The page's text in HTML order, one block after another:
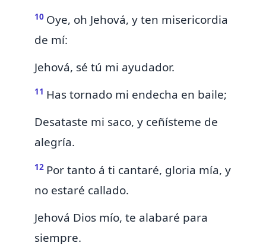
10 Oye, oh Jehová, y ten misericordia
de mí:
Jehová, sé tú mi ayudador.
11 Has tornado mi endecha en baile;
Desataste mi saco, y ceñísteme de
alegría.
12 Por tanto á ti cantaré, gloria mía, y
no estaré callado.
Jehová Dios mío, te alabaré para
siempre.